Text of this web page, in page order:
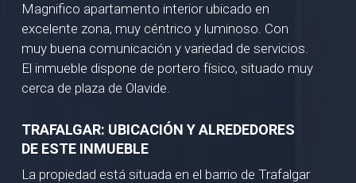
Magnifico apartamento interior ubicado en
excelente zona, muy céntrico y luminoso. Con
muy buena comunicación y variedad de servicios.
El inmueble dispone de portero físico, situado muy
cerca de plaza de Olavide.
TRAFALGAR: UBICACIÓN Y ALREDEDORES
DE ESTE INMUEBLE
La propiedad está situada en el barrio de Trafalgar